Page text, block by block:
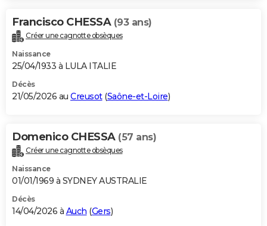
Bricolage
Lifestyle
Culture
Sport
Auto
Television
Voyage
Cinema
Francisco CHESSA (93 ans)
Créer une cagnotte obsèques
Naissance
25/04/1933 à LULA ITALIE
Décès
21/05/2026 au Creusot(Saône-et-Loire)
Domenico CHESSA (57 ans)
Créer une cagnotte obsèques
Naissance
01/01/1969 à SYDNEY AUSTRALIE
Décès
14/04/2026 à Auch (Gers)